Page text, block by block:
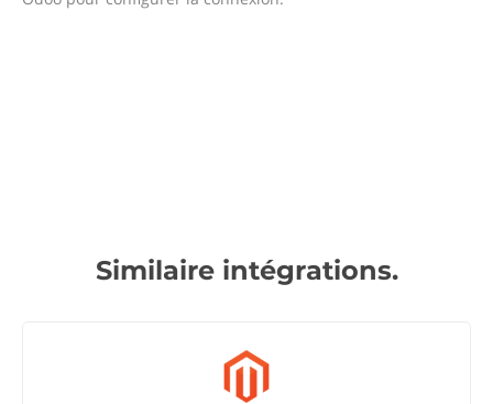
Similaire intégrations.